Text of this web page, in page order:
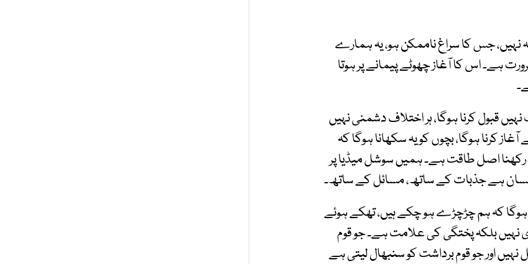
نہیں، جس کا سراغ ناممکن ہو، یہ ہمارے
ہے۔ اس کا آغاز چھوٹے پیمانے پر ہوتا
قبول کرنا ہوگا، ہر اختلاف دشمنی نہیں
کرنا ہوگا، بچوں کو یہ سکھانا ہوگا کہ
اصل طاقت ہے۔ ہمیں سوشل میڈیا پر
ہے جذبات کے ساتھ، مسائل کے ساتھ۔
ہوگا کہ ہم چڑچڑے ہو چکے ہیں، تھکے ہوئے
نہیں بلکہ پختگی کی علامت ہے۔ جو قوم
اور جو قوم برداشت کو سنبھال لیتی ہے